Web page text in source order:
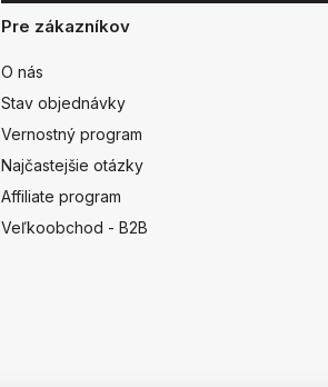
Pre zákazníkov
O nás
Stav objednávky
Vernostný program
Najčastejšie otázky
Affiliate program
Veľkoobchod - B2B